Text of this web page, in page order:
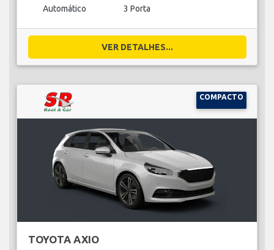
Automático 3 Porta
VER DETALHES...
COMPACTO
TOYOTA AXIO